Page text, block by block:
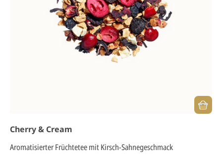
Cherry & Cream
Aromatisierter Früchtetee mit Kirsch-Sahnegeschmack